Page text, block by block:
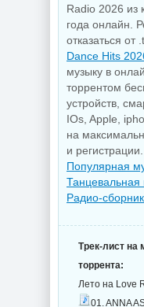
Radio 2026 из
года онлайн.
отказаться
Dance Hits
музыку в
торрентом
устройств,
IOs, Apple,
на
и регистрации.
Популярная
Танцевальная
Радио-
Трек-лист на
торрента:
Лето на Love
01. ANNA